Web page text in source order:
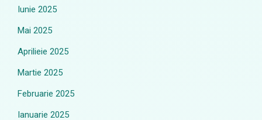
Iunie 2025
Mai 2025
Aprilieie 2025
Martie 2025
Februarie 2025
Ianuarie 2025